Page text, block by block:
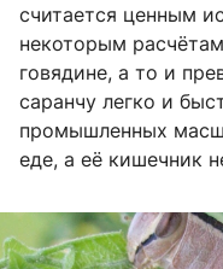
считается ценным
некоторым
говядине, а то и
саранчу легко и
промышленных
еде, а её кишечник